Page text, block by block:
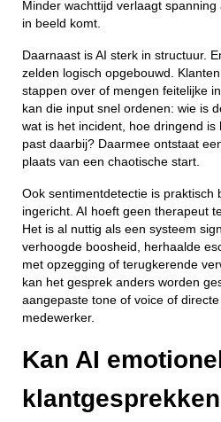
Minder wachttijd verlaagt
in beeld komt.
Daarnaast is AI sterk in structuur.
zelden logisch opgebouwd.
stappen over of mengen feitelijke
kan die input snel ordenen: wie is
wat is het incident, hoe dringend
past daarbij? Daarmee ontstaat
plaats van een chaotische start.
Ook sentimentdetectie is praktisch
ingericht. AI hoeft geen therapeut
Het is al nuttig als een systeem
verhoogde boosheid, herhaalde
met opzegging of terugkerende
kan het gesprek anders worden
aangepaste tone of voice of
medewerker.
Kan AI